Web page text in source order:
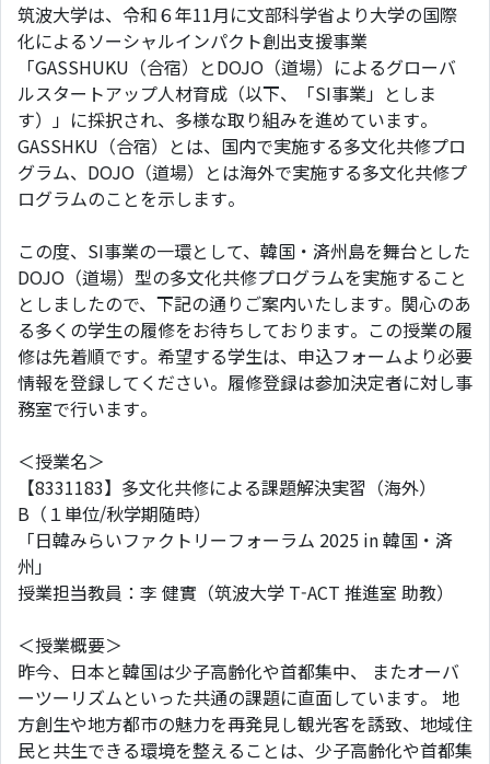
筑波大学は、令和６年11月に文部科学省より大学の国際
化によるソーシャルインパクト創出支援事業
「GASSHUKU（合宿）とDOJO（道場）によるグローバ
ルスタートアップ⼈材育成（以下、「SI事業」としま
す）」に採択され、多様な取り組みを進めています。
GASSHKU（合宿）とは、国内で実施する多文化共修プロ
グラム、DOJO（道場）とは海外で実施する多文化共修プ
ログラムのことを示します。
この度、SI事業の一環として、韓国・済州島を舞台とした
DOJO（道場）型の多文化共修プログラムを実施すること
としましたので、下記の通りご案内いたします。関心のあ
る多くの学生の履修をお待ちしております。この授業の履
修は先着順です。希望する学生は、申込フォームより必要
情報を登録してください。履修登録は参加決定者に対し事
務室で行います。
＜授業名＞
【8331183】多文化共修による課題解決実習（海外）
B（１単位/秋学期随時）
「日韓みらいファクトリーフォーラム 2025 in 韓国・済
州」
授業担当教員：李 健實（筑波大学 T-ACT 推進室 助教）
＜授業概要＞
昨今、日本と韓国は少子高齢化や首都集中、 またオーバ
ーツーリズムといった共通の課題に直面しています。 地
方創生や地方都市の魅力を再発見し観光客を誘致、地域住
民と共生できる環境を整えることは、少子高齢化や首都集